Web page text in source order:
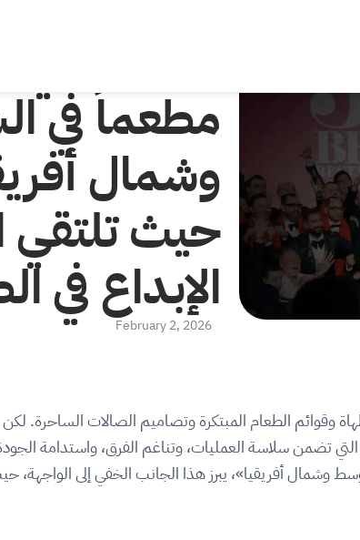
مطعماً في
حيث تلتقي
الإبداع في
February 2, 2026
وقوائم الطعام المبتكرة وتصاميم الصالات الساحرة.
«أفضل 50 مطعماً في الشرق الأوسط وشمال أفريقيا»، يبرز هذا الجانب